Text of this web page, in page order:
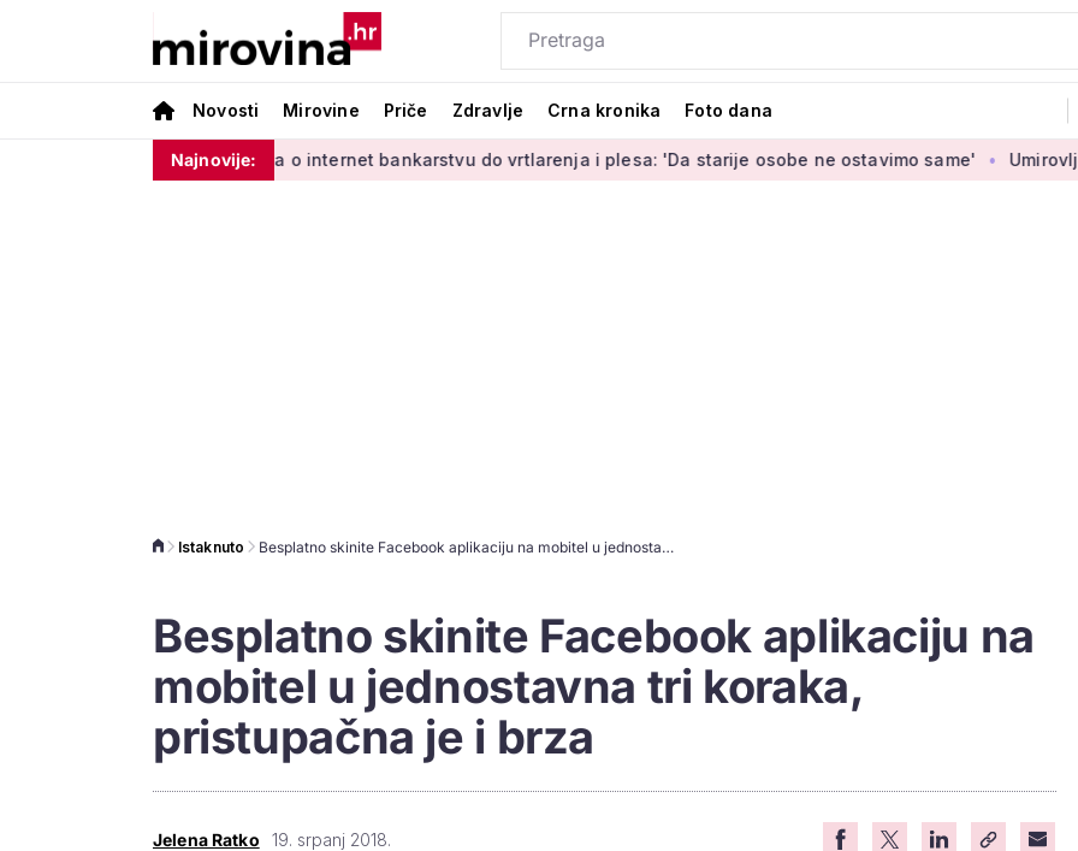
Novosti Mirovine Priče Zdravlje Crna kronika Foto dana
Najnovije:
Od učenja o internet bankarstvu do vrtlarenja i plesa: 'Da starije osobe ne ostavimo same' Umirovljenica
Istaknuto Besplatno skinite Facebook aplikaciju na mobitel u jednostavna tri koraka, pristupačna je i brza
Besplatno skinite Facebook aplikaciju na
mobitel u jednostavna tri koraka,
pristupačna je i brza
Jelena Ratko 19. srpanj 2018.